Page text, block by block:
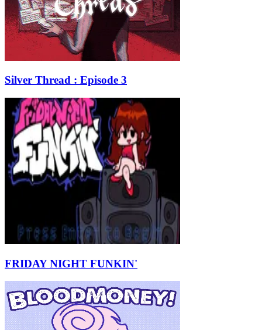
Silver Thread : Episode 3
FRIDAY NIGHT FUNKIN'